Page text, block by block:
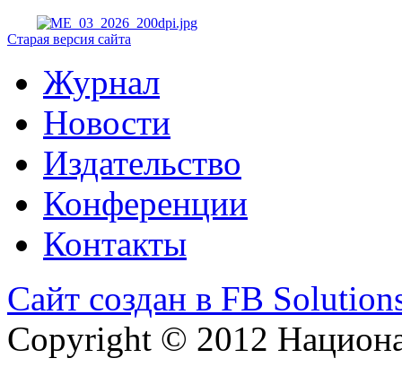
Старая версия сайта
Журнал
Новости
Издательство
Конференции
Контакты
Сайт создан в FB
Copyright © 2012